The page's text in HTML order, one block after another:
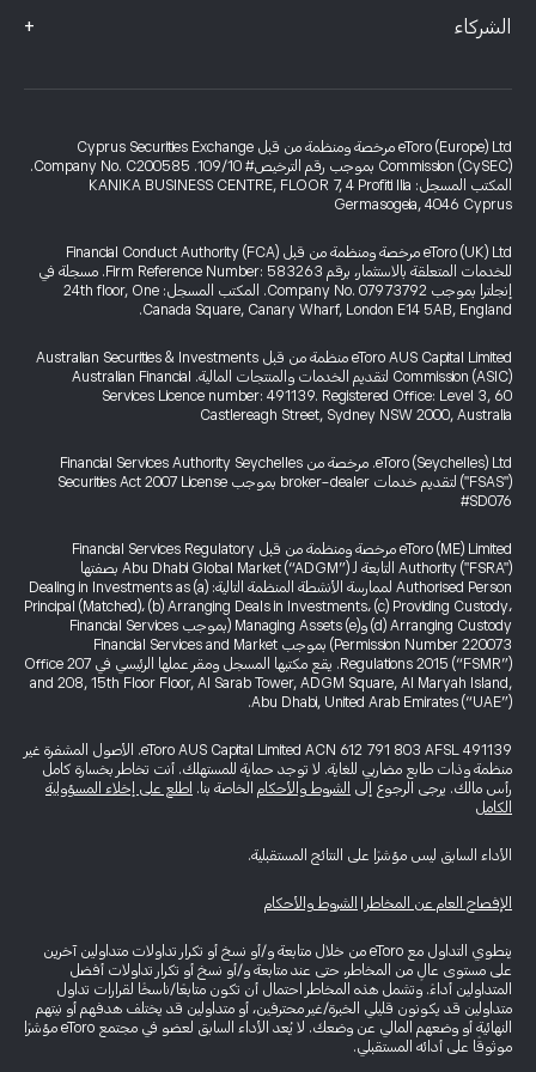
الشركاء +
eToro (Europe) Ltd مرخصة ومنظمة من قبل Cyprus Securities Exchange
Commission (CySEC) بموجب رقم الترخيص# 109/10. Company No. C200585.
المكتب المسجل: KANIKA BUSINESS CENTRE, FLOOR 7, 4 Profiti Ilia
Germasogeia, 4046 Cyprus
eToro (UK) Ltd مرخصة ومنظمة من قبل Financial Conduct Authority (FCA)
للخدمات المتعلقة بالاستثمار، برقم Firm Reference Number: 583263. مسجلة في
إنجلترا بموجب Company No. 07973792. المكتب المسجل: 24th floor, One
Canada Square, Canary Wharf, London E14 5AB, England.
eToro AUS Capital Limited منظمة من قبل Australian Securities & Investments
Commission (ASIC) لتقديم الخدمات والمنتجات المالية. Australian Financial
Services Licence number: 491139. Registered Office: Level 3, 60
Castlereagh Street, Sydney NSW 2000, Australia
eToro (Seychelles) Ltd. مرخصة من Financial Services Authority Seychelles
("FSAS") لتقديم خدمات broker-dealer بموجب Securities Act 2007 License
#SD076
eToro (ME) Limited مرخصة ومنظمة من قبل Financial Services Regulatory
Authority ("FSRA") التابعة لـ Abu Dhabi Global Market (“ADGM”) بصفتها
Authorised Person لممارسة الأنشطة المنظمة التالية: (a) Dealing in Investments as
Principal (Matched)، (b) Arranging Deals in Investments، (c) Providing Custody،
(d) Arranging Custody و(e) Managing Assets (بموجب Financial Services
Permission Number 220073) بموجب Financial Services and Market
Regulations 2015 (“FSMR”). يقع مكتبها المسجل ومقر عملها الرئيسي في Office 207
and 208, 15th Floor Floor, Al Sarab Tower, ADGM Square, Al Maryah Island,
Abu Dhabi, United Arab Emirates (“UAE”).
eToro AUS Capital Limited ACN 612 791 803 AFSL 491139. الأصول المشفرة غير
منظمة وذات طابع مضاربي للغاية. لا توجد حماية للمستهلك. أنت تخاطر بخسارة كامل
رأس مالك. يرجى الرجوع إلى الشروط والأحكام الخاصة بنا. اطلع على إخلاء المسؤولية
الكامل
الأداء السابق ليس مؤشرًا على النتائج المستقبلية.
الإفصاح العام عن المخاطر الشروط والأحكام
ينطوي التداول مع eToro من خلال متابعة و/أو نسخ أو تكرار تداولات متداولين آخرين
على مستوى عالٍ من المخاطر، حتى عند متابعة و/أو نسخ أو تكرار تداولات أفضل
المتداولين أداءً. وتشمل هذه المخاطر احتمال أن تكون متابعًا/ناسخًا لقرارات تداول
متداولين قد يكونون قليلي الخبرة/غير محترفين، أو متداولين قد يختلف هدفهم أو نيتهم
النهائية أو وضعهم المالي عن وضعك. لا يُعد الأداء السابق لعضو في مجتمع eToro مؤشرًا
موثوقًا على أدائه المستقبلي.